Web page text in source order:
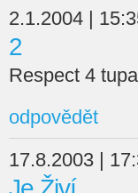
2.1.2004 |
2
Respect 4
odpovědět
17.8.2003 |